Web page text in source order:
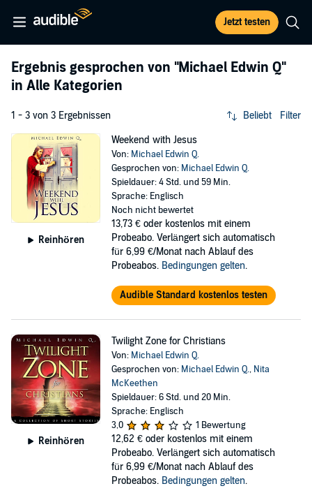
Jetzt testen
Ergebnis gesprochen von "Michael Edwin Q"
in Alle Kategorien
1 - 3 von 3 Ergebnissen Beliebt Filter
Reinhören
Weekend with Jesus
Von: Michael Edwin Q.
Gesprochen von: Michael Edwin Q.
Spieldauer: 4 Std. und 59 Min.
Sprache: Englisch
Noch nicht bewertet
13,73 € oder kostenlos mit einem
Probeabo. Verlängert sich automatisch
für 6,99 €/Monat nach Ablauf des
Probeabos. Bedingungen gelten.
Audible Standard kostenlos testen
Reinhören
Twilight Zone for Christians
Von: Michael Edwin Q.
Gesprochen von: Michael Edwin Q., Nita
McKeethen
Spieldauer: 6 Std. und 20 Min.
Sprache: Englisch
3,0
1 Bewertung
12,62 € oder kostenlos mit einem
Probeabo. Verlängert sich automatisch
für 6,99 €/Monat nach Ablauf des
Probeabos. Bedingungen gelten.